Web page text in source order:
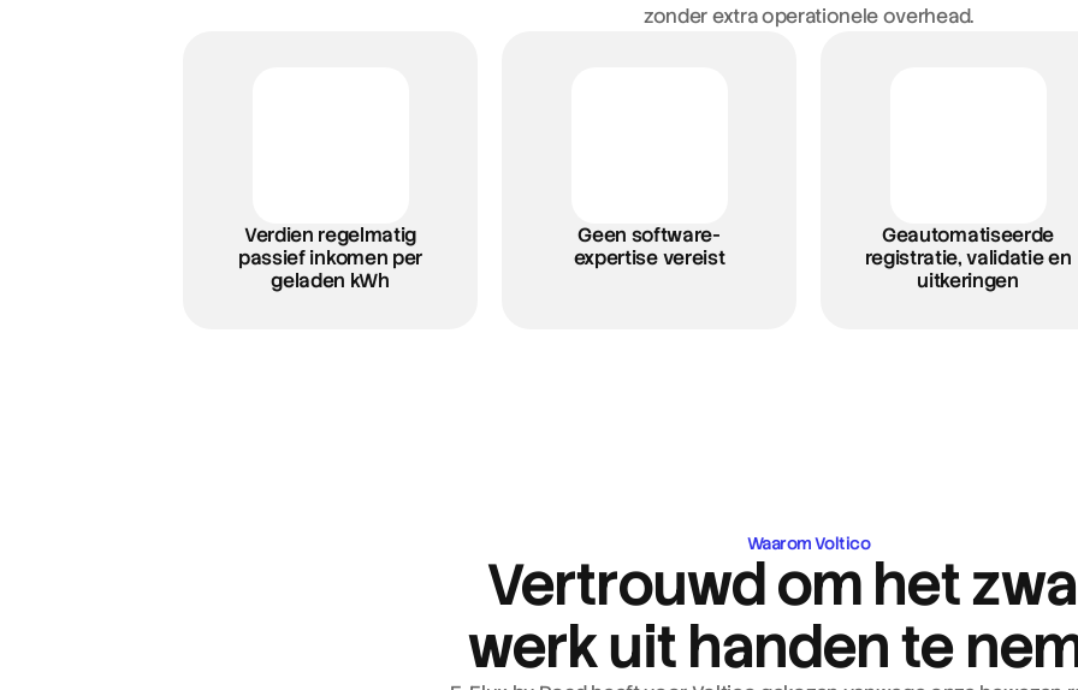
Na de koppeling stromen jouw gegevens automatisch naar Voltico,
waardoor je regelmatige uitbetalingen rechtstreeks op jebankrekening
ontvangt. Je behoudt 80% van jouw jaarlijkse ERE-opbrengst.
zonder extra operationele overhead.
Verdien regelmatig
passief inkomen per
geladen kWh
Geen software-
expertise vereist
Geautomatiseerde
registratie, validatie en
uitkeringen
Waarom Voltico
Vertrouwd om het
werk uit handen te